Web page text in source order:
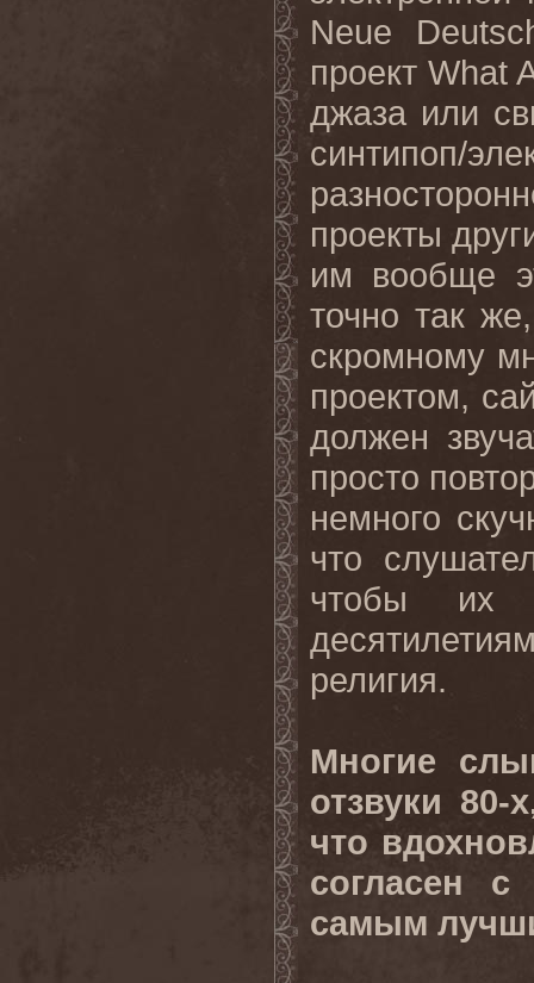
Neue
проект What
джаза или
синтипоп/
проекты
им вообще
точно так
скромному
проектом,
должен
просто
немного
что
чтобы их
религия.
Многие
отзвуки
что
согласен
самым